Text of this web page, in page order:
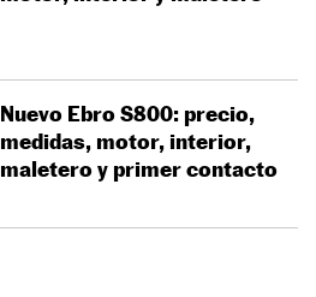
Nuevo Ebro S800: precio,
medidas, motor, interior,
maletero y primer contacto